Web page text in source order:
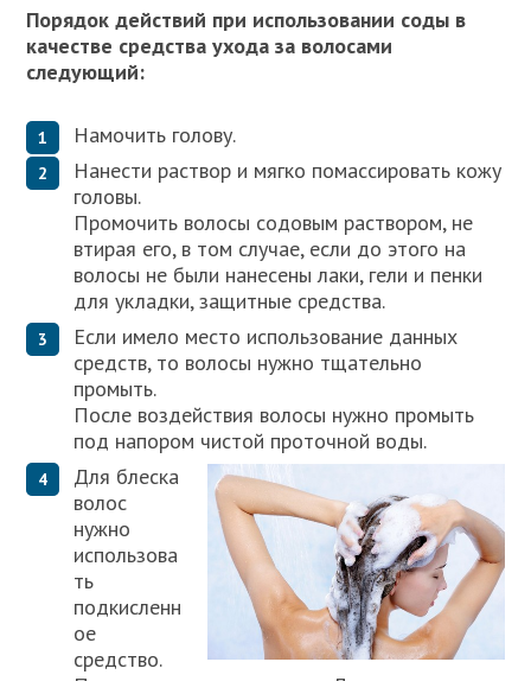
Порядок действий при использовании соды в
качестве средства ухода за волосами
следующий:
Намочить голову.
Нанести раствор и мягко помассировать кожу
головы.
Промочить волосы содовым раствором, не
втирая его, в том случае, если до этого на
волосы не были нанесены лаки, гели и пенки
для укладки, защитные средства.
Если имело место использование данных
средств, то волосы нужно тщательно
промыть.
После воздействия волосы нужно промыть
под напором чистой проточной воды.
Для блеска
волос
нужно
использова
ть
подкисленн
ое
средство.